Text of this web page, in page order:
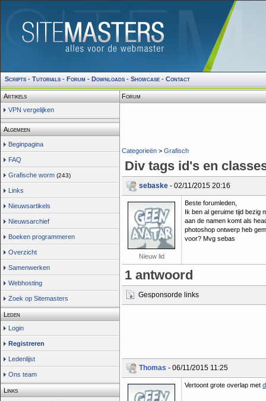
Scripts - Tutorials - Forum - Downloads - Showcase - Contact
Artikels
VPN vergelijken
Algemeen
Beginpagina
FAQ
Grafische worm (243)
Links
Nieuwsartikels
Nieuwsarchief
Boeken programmeren
Overzicht
Samenwerken
Webhosting
Zoek op Sitemasters
Leden
Login
Registreren
Ledenlijst
Ons team
Links
Forum
Categorieën > Grafisch
Div tags id's en
sebaske - 02/11/2015 20:16
Nieuw lid
Beste forumleden,
Ik ben al geruime tijd bezig
aan de namen komt als
photoshop ontwerp heb
voor? Mvg sebas
1 antwoord
Gesponsorde links
Thomas - 06/11/2015 11:25
Vertoont grote overlap met